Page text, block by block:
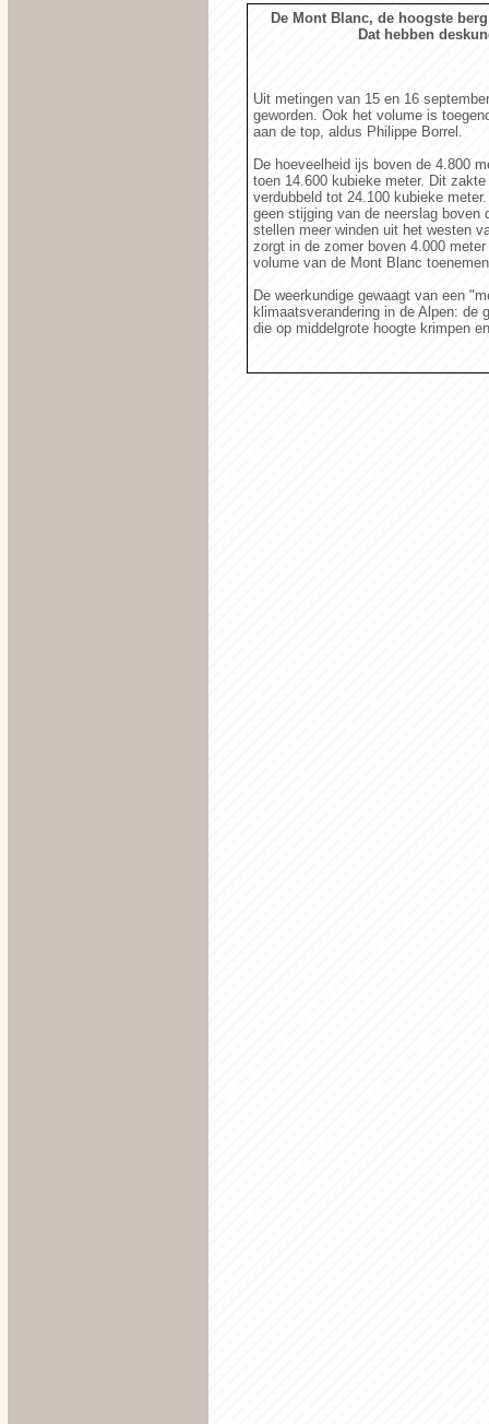
De Mont Blanc, de hoogste
Dat hebben
Uit metingen van 15 en 16
geworden. Ook het volume is
aan de top, aldus Philippe Borrel.
De hoeveelheid ijs boven de 4.800
toen 14.600 kubieke meter. Dit
verdubbeld tot 24.100 kubieke
geen stijging van de neerslag boven
stellen meer winden uit het westen
zorgt in de zomer boven 4.000
volume van de Mont Blanc
De weerkundige gewaagt van een
klimaatsverandering in de Alpen: de
die op middelgrote hoogte krimpen